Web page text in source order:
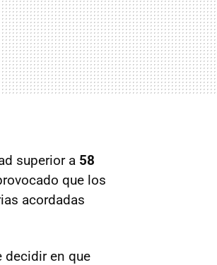
superior a 58
que los
acordadas
decidir en que